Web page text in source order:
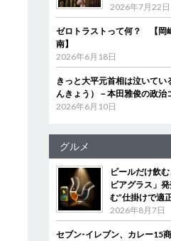
2026年7月22日
ゼロトラストって何？ 【岡
南】
2026年6月18日
きっと大平元首相は泣いて
んきょう）－本田雅俊の政治
2026年6月10日
グルメ
ビールだけ飲
ビアグラス」
む”仕掛けで適
2026年8月7日
セブン‐イレブン、カレー15